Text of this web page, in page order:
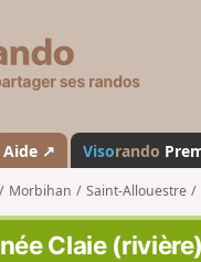
s
a
n
d
o
Aide ↗ Visorando
Morbihan Saint-Allouestre
Claie